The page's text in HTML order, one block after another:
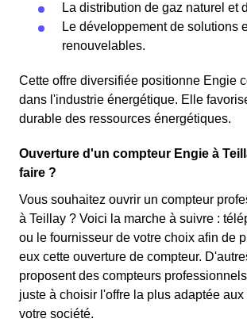
La distribution de gaz naturel et
Le développement de solutions
renouvelables.
Cette offre diversifiée positionne Engie
dans l'industrie énergétique. Elle
durable des ressources énergétiques.
Ouverture d'un compteur Engie à
faire ?
Vous souhaitez ouvrir un compteur
à Teillay ? Voici la marche à suivre :
ou le fournisseur de votre choix afin de
eux cette ouverture de compteur.
proposent des compteurs
juste à choisir l'offre la plus adaptée
votre société.